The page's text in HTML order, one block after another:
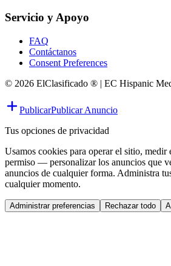
Servicio y Apoyo
FAQ
Contáctanos
Consent Preferences
© 2026 ElClasificado ® | EC Hispanic
PublicarPublicar Anuncio
Tus opciones de privacidad
Usamos cookies para operar el sitio,
permiso — personalizar los anuncios que
anuncios de cualquier forma. Administra
cualquier momento.
Administrar preferencias Rechazar todo